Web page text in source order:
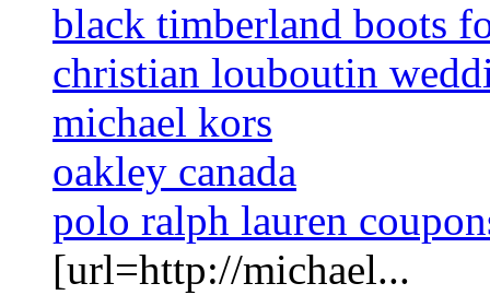
black timberland boots
christian louboutin
michael kors
oakley canada
polo ralph lauren
[url=http://michael...